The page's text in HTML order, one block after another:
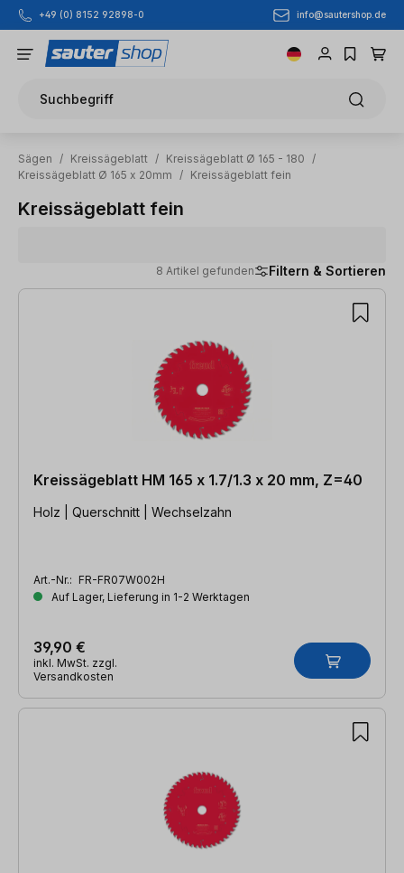
Zum Hauptinhalt springen
+49 (0) 8152 92898-0 info@sautershop.de
Suchbegriff
Sägen / Kreissägeblatt / Kreissägeblatt Ø 165 - 180
/
Kreissägeblatt Ø 165 x 20mm
/ Kreissägeblatt fein
Kreissägeblatt fein
8 Artikel gefunden Filtern & Sortieren
8 Artikel gefunden
Kreissägeblatt HM 165 x 1.7/1.3 x 20 mm, Z=40
Holz | Querschnitt | Wechselzahn
Art.-Nr.: FR-FR07W002H
Auf Lager, Lieferung in 1-2 Werktagen
39,90 €
inkl. MwSt. zzgl.
Versandkosten